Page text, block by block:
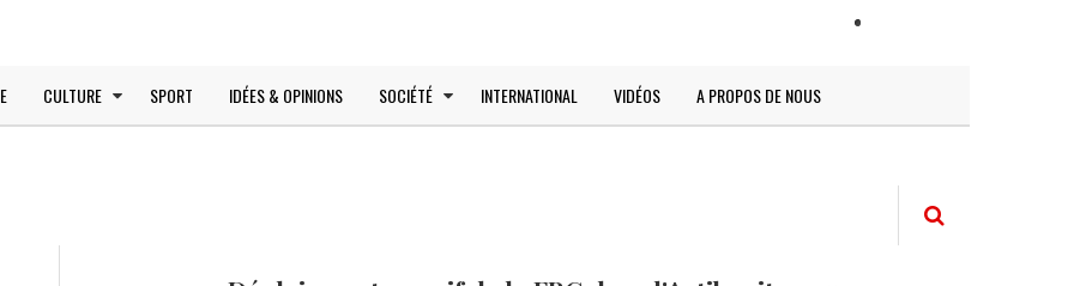
CULTURE SPORT IDÉES & OPINIONS SOCIÉTÉ INTERNATIONAL VIDÉOS A PROPOS DE NOUS